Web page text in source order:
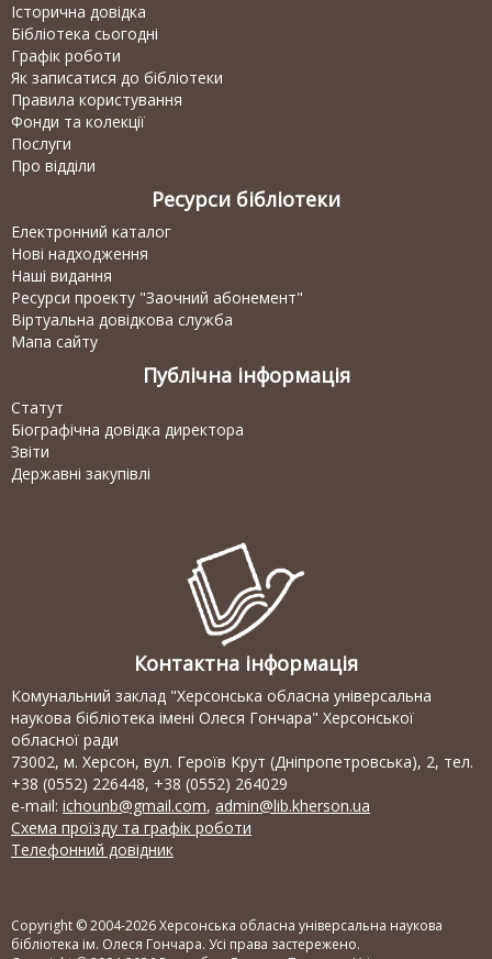
Історична довідка
Бібліотека сьогодні
Графік роботи
Як записатися до бібліотеки
Правила користування
Фонди та колекції
Послуги
Про відділи
Ресурси бібліотеки
Електронний каталог
Нові надходження
Наші видання
Ресурси проекту "Заочний абонемент"
Віртуальна довідкова служба
Мапа сайту
Публічна інформація
Статут
Біографічна довідка директора
Звіти
Державні закупівлі
Контактна інформація
Комунальний заклад "Херсонська обласна універсальна
наукова бібліотека імені Олеся Гончара" Херсонської
обласної ради
73002, м. Херсон, вул. Героїв Крут (Дніпропетровська), 2, тел.
+38 (0552) 226448, +38 (0552) 264029
e-mail: ichounb@gmail.com, admin@lib.kherson.ua
Схема проїзду та графік роботи
Телефонний довідник
Copyright © 2004-2026 Херсонська обласна універсальна наукова
бібліотека ім. Олеся Гончара. Усі права застережено.